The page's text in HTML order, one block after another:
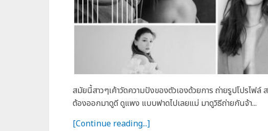
สมัยนี้สาวๆเค้าวัดความปังของตัวเองด้วยการ ถ่ายรูปโปรไฟ
ต้องออกมาดูดี ดูแพง แบบฟาดไปเลยแม่ มาดูวิธีถ่ายกันจ้า...
[Continue reading...]